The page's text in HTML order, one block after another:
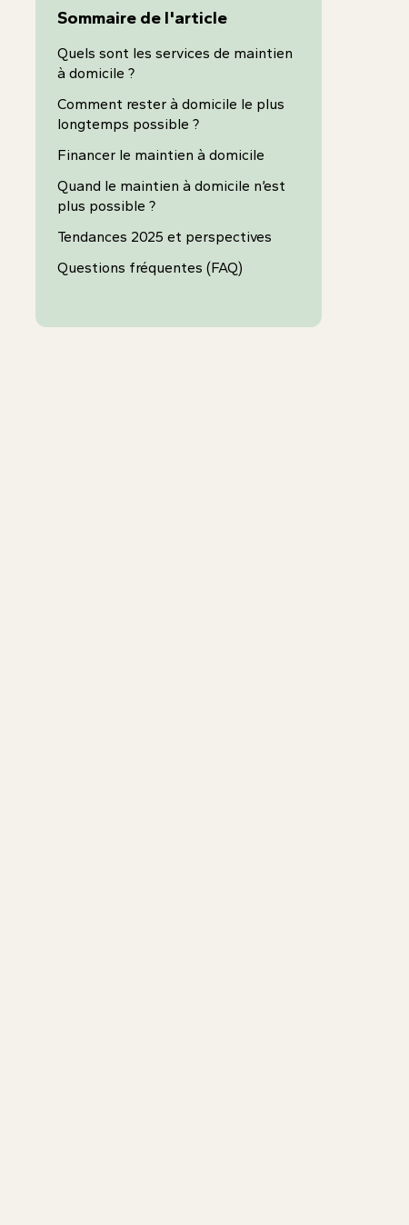
Sommaire de l'article
Quels sont les services de maintien
à domicile ?
Comment rester à domicile le plus
longtemps possible ?
Financer le maintien à domicile
Quand le maintien à domicile n’est
plus possible ?
Tendances 2025 et perspectives
Questions fréquentes (FAQ)